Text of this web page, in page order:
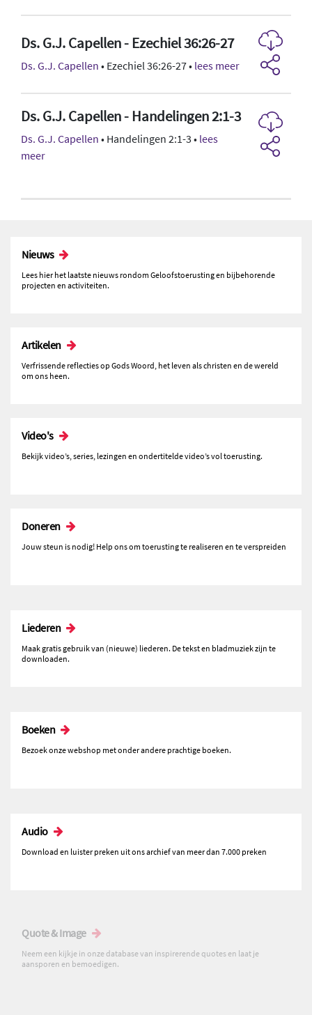
Ds. G.J. Capellen - Ezechiel 36:26-27
Ds. G.J. Capellen • Ezechiel 36:26-27 • lees meer
Ds. G.J. Capellen - Handelingen 2:1-3
Ds. G.J. Capellen • Handelingen 2:1-3 • lees
meer
Nieuws
Lees hier het laatste nieuws rondom Geloofstoerusting en bijbehorende
projecten en activiteiten.
Artikelen
Verfrissende reflecties op Gods Woord, het leven als christen en de wereld
om ons heen.
Video's
Bekijk video’s, series, lezingen en ondertitelde video’s vol toerusting.
Doneren
Jouw steun is nodig! Help ons om toerusting te realiseren en te verspreiden
Liederen
Maak gratis gebruik van (nieuwe) liederen. De tekst en bladmuziek zijn te
downloaden.
Boeken
Bezoek onze webshop met onder andere prachtige boeken.
Audio
Download en luister preken uit ons archief van meer dan 7.000 preken
Quote & Image
Neem een kijkje in onze database van inspirerende quotes en laat je
aansporen en bemoedigen.